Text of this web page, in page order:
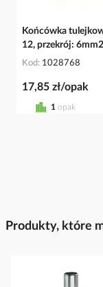
Końcówka
12, przekrój:
Kod 1028768
17,85 zł/opak
1 opak
Produkty, które